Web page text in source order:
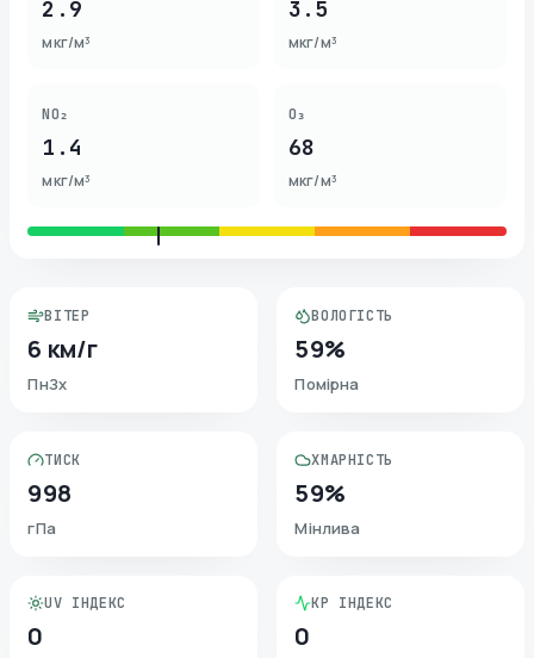
2.9
мкг/м³
3.5
мкг/м³
NO₂
1.4
мкг/м³
O₃
68
мкг/м³
ВІТЕР
6 км/г
ПнЗх
ВОЛОГІСТЬ
59%
Помірна
ТИСК
998
гПа
ХМАРНІСТЬ
59%
Мінлива
UV ІНДЕКС
0
KP ІНДЕКС
0